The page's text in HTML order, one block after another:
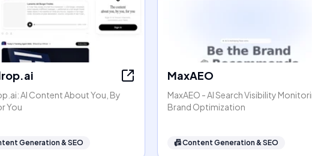
AI Content About You, By
You
Generation & SEO
MaxAEO
MaxAEO - AI Search Visibility
Brand Optimization
📠Content Generation & SEO